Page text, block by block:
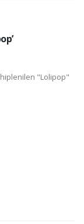
"Lolipop"